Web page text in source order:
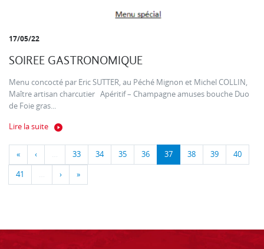
17/05/22
SOIREE GASTRONOMIQUE
Menu concocté par Eric SUTTER, au Péché Mignon et Michel COLLIN,
Maître artisan charcutier Apéritif – Champagne amuses bouche Duo
de Foie gras...
Lire la suite
« ‹ … 33 34 35 36 37 38 39 40
41 … › »